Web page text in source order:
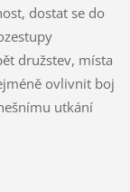
dostat se do
družstev, místa
ovlivnit boj
utkání